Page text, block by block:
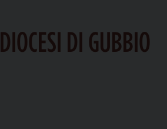
DIOCESI DI GUBBIO